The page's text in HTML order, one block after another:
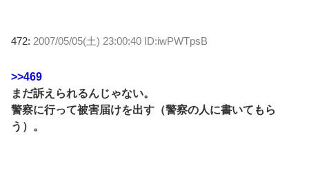
472: 2007/05/05(土) 23:00:40 ID:iwPWTpsB
>>469
まだ訴えられるんじゃない。
警察に行って被害届けを出す（警察の人に書いてもら
う）。